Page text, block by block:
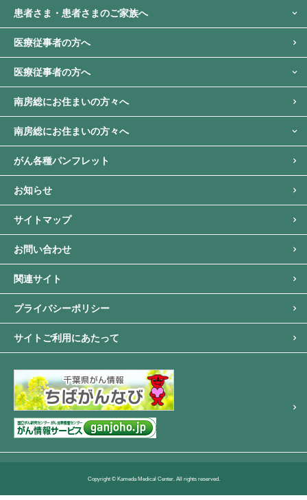
患者さま・ 患者さまのご家族へ
医療従事者の方へ
医療従事者の方へ
南房総にお住まいの方々へ
南房総にお住まいの方々へ
がん各種パンフレット
お知らせ
サイトマップ
お問い合わせ
関連サイト
プライバシーポリシー
サイトご利用にあたって
Copyright © Kameda Medical Center. All rights reserved.